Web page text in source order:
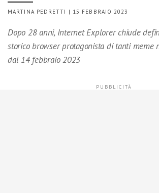
MARTINA PEDRETTI | 15 FEBBRAIO 2023
Dopo 28 anni, Internet Explorer chiude
storico browser protagonista di tanti meme
dal 14 febbraio 2023